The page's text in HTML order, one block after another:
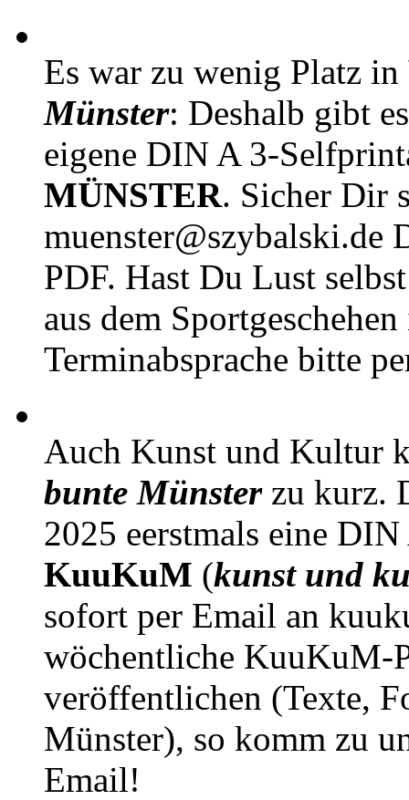
Es war zu wenig Platz in
Münster: Deshalb gibt
eigene DIN A 3-
MÜNSTER. Sicher Dir
muenster@szybalski.de
PDF. Hast Du Lust
aus dem
Terminabsprache bitte
Auch Kunst und Kultur
bunte Münsterzu kurz.
2025 eerstmals eine
KuuKuM (kunst und
sofort per Email an
wöchentliche KuuKuM-
veröffentlichen (Texte,
Münster), so komm zu
Email!